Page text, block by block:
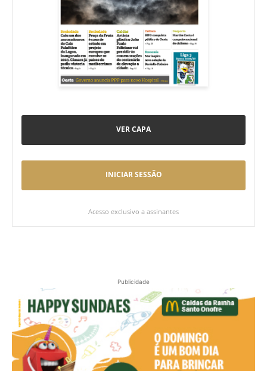
VER CAPA
INICIAR SESSÃO
Acesso exclusivo a assinantes
Publicidade